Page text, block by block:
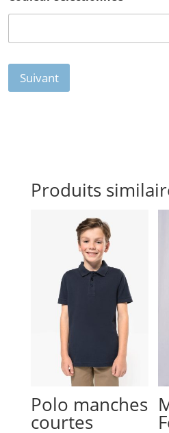
Suivant
Produits
Polo manches
courtes